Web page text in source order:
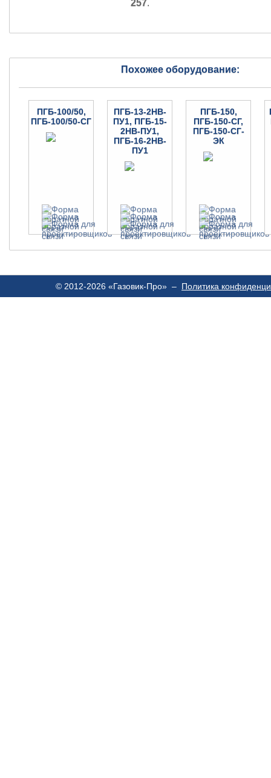
257.
Похожее оборудование:
ПГБ-100/50,
ПГБ-100/50-СГ
ПГБ-13-2НВ-
ПУ1, ПГБ-15-
2НВ-ПУ1,
ПГБ-16-2НВ-
ПУ1
ПГБ-150,
ПГБ-150-СГ,
ПГБ-150-СГ-
ЭК
© 2012-2026 «Газовик-Про» – Политика